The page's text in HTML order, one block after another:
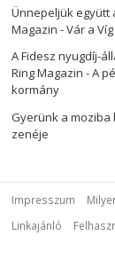
Ünnepeljük együtt
Magazin -Vár a Víg
A Fidesz nyugdíj-
Ring Magazin -A
kormány
Gyerünk a moziba
zenéje
Impresszum
Linkajánló